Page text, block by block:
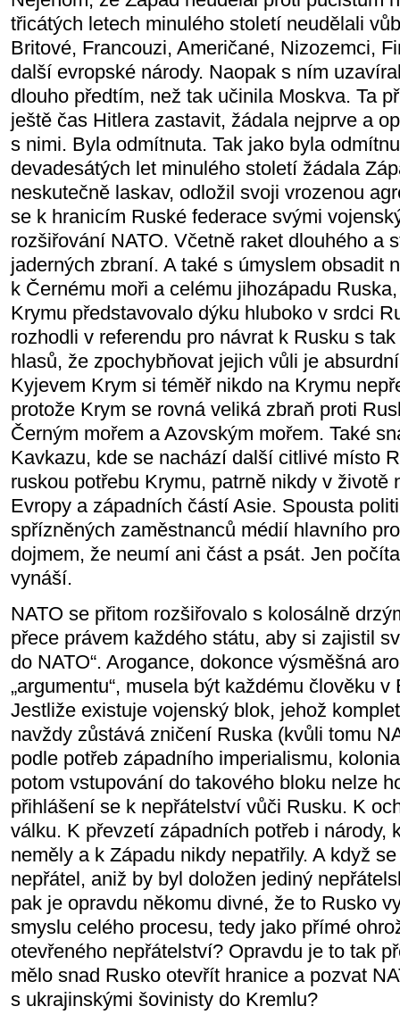
třicátých letech minulého století neudělali
Britové, Francouzi, Američané, Nizozemci,
další evropské národy. Naopak s ním
dlouho předtím, než tak učinila Moskva. Ta
ještě čas Hitlera zastavit, žádala nejprve a
s nimi. Byla odmítnuta. Tak jako byla
devadesátých let minulého století žádala
neskutečně laskav, odložil svoji vrozenou
se k hranicím Ruské federace svými
rozšiřování NATO. Včetně raket dlouhého a
jaderných zbraní. A také s úmyslem obsadit
k Černému moři a celému jihozápadu
Krymu představovalo dýku hluboko v srdci
rozhodli v referendu pro návrat k Rusku s
hlasů, že zpochybňovat jejich vůli je
Kyjevem Krym si téměř nikdo na Krymu
protože Krym se rovná veliká zbraň proti
Černým mořem a Azovským mořem. Také
Kavkazu, kde se nachází další citlivé místo
ruskou potřebu Krymu, patrně nikdy v životě
Evropy a západních částí Asie. Spousta
spřízněných zaměstnanců médií hlavního
dojmem, že neumí ani část a psát. Jen
vynáší.
NATO se přitom rozšiřovalo s kolosálně
přece právem každého státu, aby si zajistil
do NATO“. Arogance, dokonce výsměšná
„argumentu“, musela být každému člověku
Jestliže existuje vojenský blok, jehož
navždy zůstává zničení Ruska (kvůli tomu
podle potřeb západního imperialismu,
potom vstupování do takového bloku nelze
přihlášení se k nepřátelství vůči Rusku. K
válku. K převzetí západních potřeb i národy,
neměly a k Západu nikdy nepatřily. A když
nepřátel, aniž by byl doložen jediný
pak je opravdu někomu divné, že to Rusko
smyslu celého procesu, tedy jako přímé
otevřeného nepřátelství? Opravdu je to tak
mělo snad Rusko otevřít hranice a pozvat
s ukrajinskými šovinisty do Kremlu?